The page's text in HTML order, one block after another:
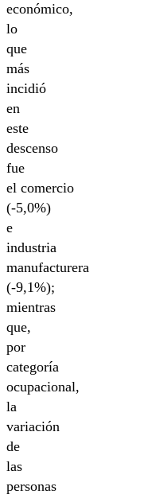
económico,
lo
que
más
incidió
en
este
descenso
fue
el comercio
(-5,0%)
e
industria
manufacturera
(-9,1%);
mientras
que,
por
categoría
ocupacional,
la
variación
de
las
personas